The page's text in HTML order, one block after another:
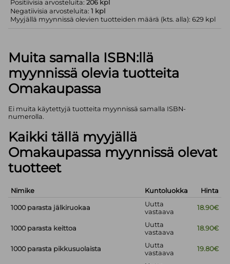
Positiivisia arvosteluita:206 kpl
Negatiivisia arvosteluita:1 kpl
Myyjällä myynnissä olevien tuotteiden määrä (kts. alla): 629 kpl
Muita samalla ISBN:llä
myynnissä olevia tuotteita
Omakaupassa
Ei muita käytettyjä tuotteita myynnissä samalla ISBN-
numerolla.
Kaikki tällä myyjällä
Omakaupassa myynnissä olevat
tuotteet
Nimike Kuntoluokka Hinta
1000 parasta jälkiruokaa
Uutta
vastaava
18.90€
1000 parasta keittoa
Uutta
vastaava
18.90€
1000 parasta pikkusuolaista
Uutta
vastaava
19.80€